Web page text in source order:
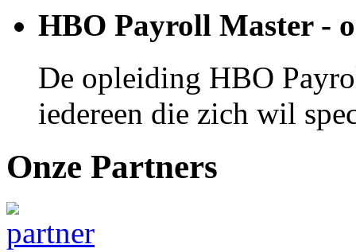
HBO Payroll Master -
De opleiding HBO
iedereen die zich wil
Onze Partners